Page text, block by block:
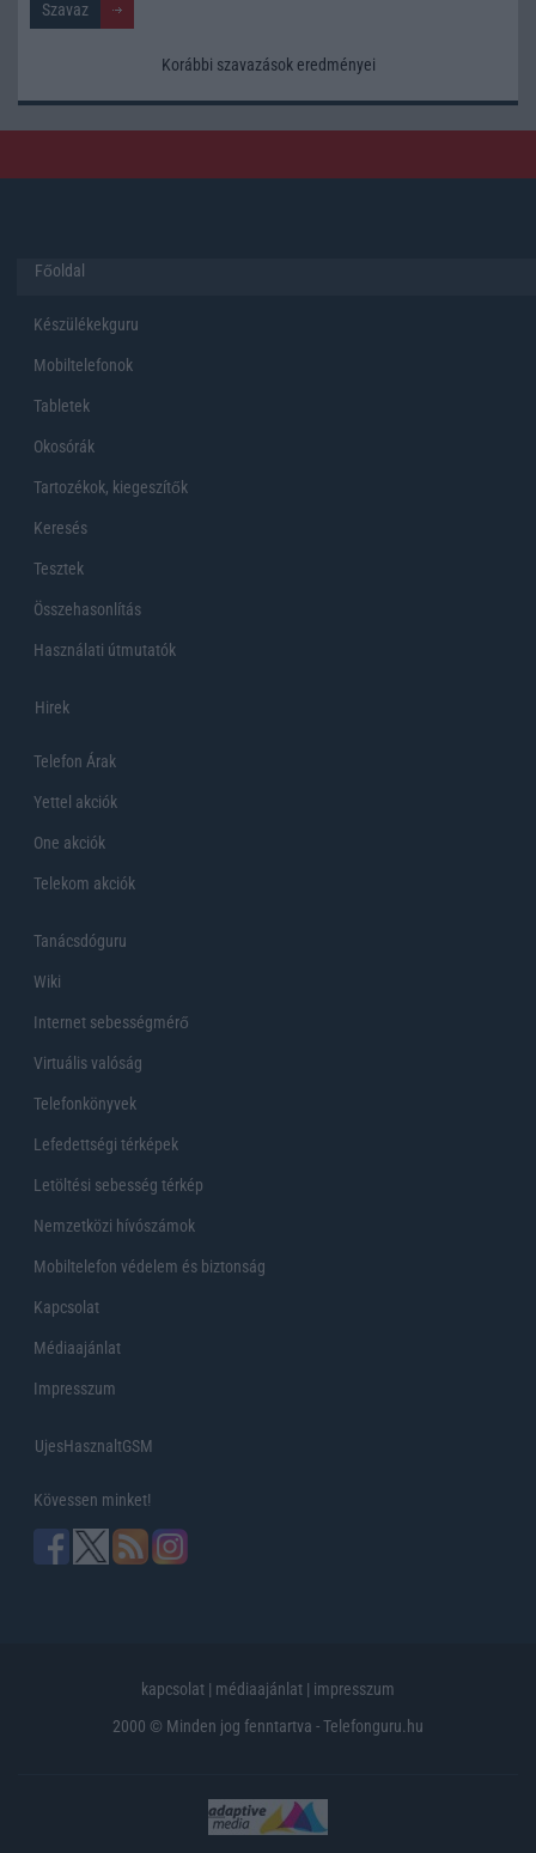
Korábbi szavazások eredményei
Főoldal
Készülékekguru
Mobiltelefonok
Tabletek
Okosórák
Tartozékok, kiegeszítők
Keresés
Tesztek
Összehasonlítás
Használati útmutatók
Hirek
Telefon Árak
Yettel akciók
One akciók
Telekom akciók
Tanácsdóguru
Wiki
Internet sebességmérő
Virtuális valóság
Telefonkönyvek
Lefedettségi térképek
Letöltési sebesség térkép
Nemzetközi hívószámok
Mobiltelefon védelem és biztonság
Kapcsolat
Médiaajánlat
Impresszum
UjesHasznaltGSM
Kövessen minket!
kapcsolat | médiaajánlat | impresszum
2000 © Minden jog fenntartva - Telefonguru.hu